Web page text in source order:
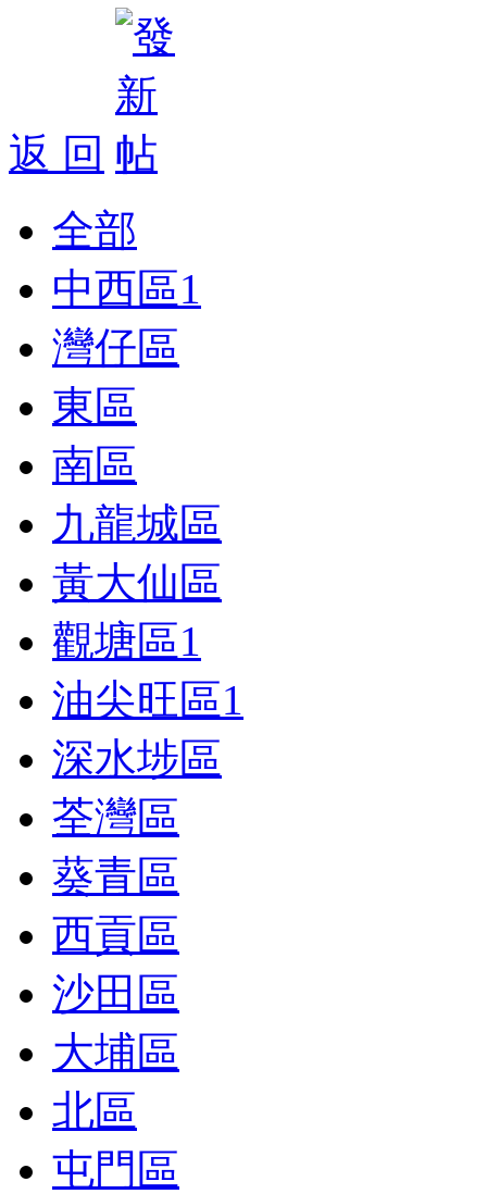
返 回
全部
中西區1
灣仔區
東區
南區
九龍城區
黃大仙區
觀塘區1
油尖旺區1
深水埗區
荃灣區
葵青區
西貢區
沙田區
大埔區
北區
屯門區